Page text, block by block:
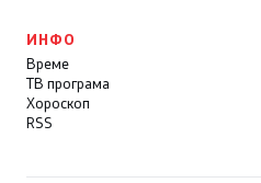
ИНФО
Време
ТВ програма
Хороскоп
RSS